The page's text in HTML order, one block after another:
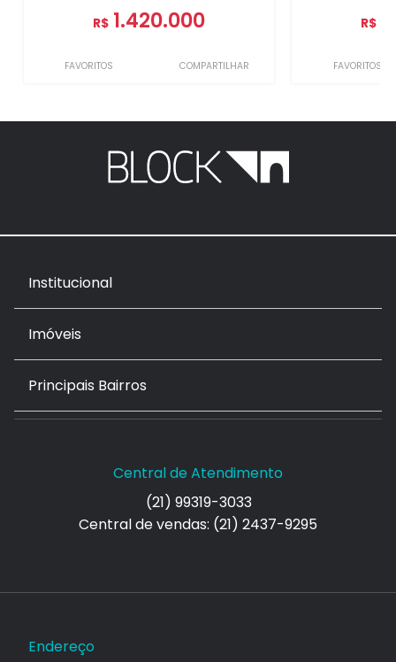
R$ 1.420.000
FAVORITOS COMPARTILHAR
R$
FAVORITOS
Institucional
Imóveis
Principais Bairros
Central de Atendimento
(21) 99319-3033
Central de vendas: (21) 2437-9295
Endereço